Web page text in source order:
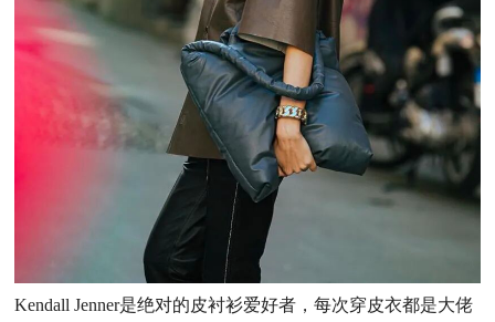
Kendall Jenner是绝对的皮衬衫爱好者，每次穿皮衣都是大佬